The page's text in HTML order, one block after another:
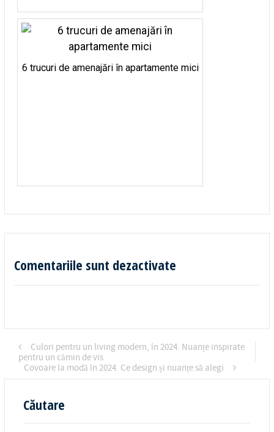
6 trucuri de amenajări în apartamente mici
Comentariile sunt dezactivate
Culori pentru un living modern, în 2024. Nuanțe inspirate
pentru un cămin de vis
Covoare la modă în 2024. Ce design și nuanțe să alegi
Căutare